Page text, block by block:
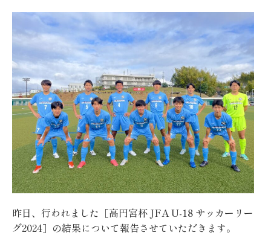
昨日、行われました［高円宮杯 JFA U-18 サッカーリー
グ2024］の結果について報告させていただきます。